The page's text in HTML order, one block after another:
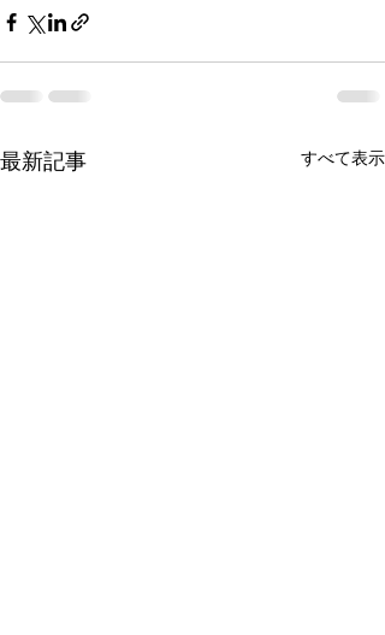
最新記事 すべて表示